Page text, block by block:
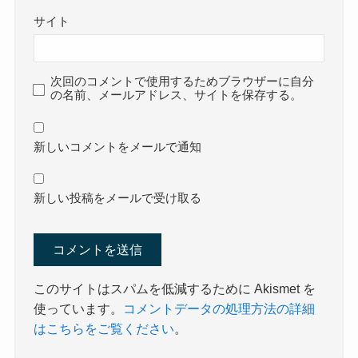
サイト
次回のコメントで使用するためブラウザーに自分
の名前、メールアドレス、サイトを保存する。
新しいコメントをメールで通知
新しい投稿をメールで受け取る
このサイトはスパムを低減するために Akismet を
使っています。
コメントデータの処理方法の詳細
はこちらをご覧ください。